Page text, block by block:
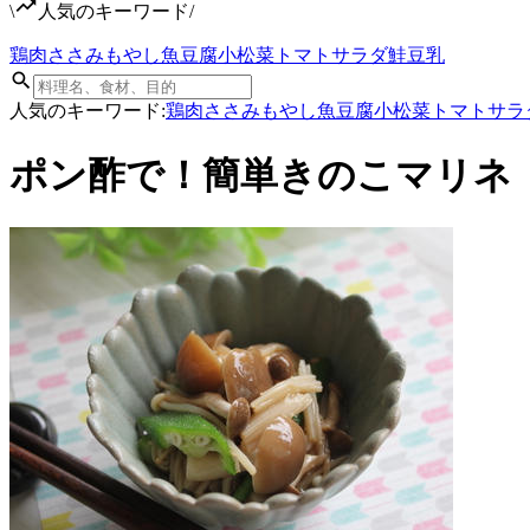
\ 人気のキーワード/
鶏肉ささみ もやし魚豆腐小松菜 トマト サラダ鮭豆乳
人気のキーワード:鶏肉ささみ もやし魚豆腐小松菜 トマト サラ
ポン酢で！簡単きのこマリネ